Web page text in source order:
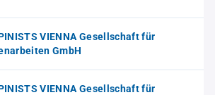
VIENNA Gesellschaft für
GmbH
VIENNA Gesellschaft für